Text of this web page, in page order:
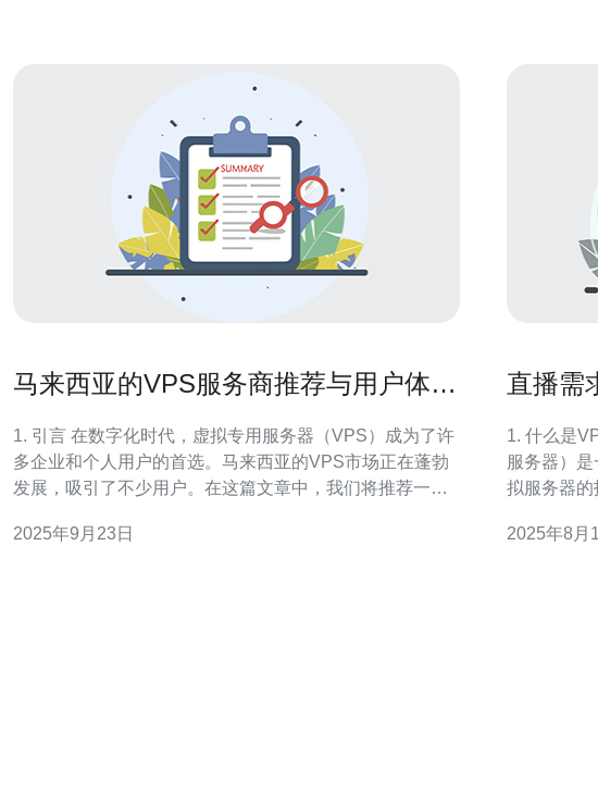
马来西亚的VPS服务商推荐与用户体验
1. 引言 在数字化时代，虚拟专用服务器（VPS）成为了许
多企业和个人用户的首选。马来西亚的VPS市场正在蓬勃
发展，吸引了不少用户。在这篇文章中，我们将推荐一些
商推荐 在马来西亚，有几家知名的VPS服务商提供高效的
2025年9月23日
直播需
1. 什么是
服务器）
拟服务器
过使用VPS
2025年8月